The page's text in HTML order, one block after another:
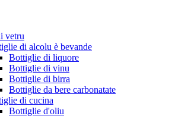
vetru
di alcolu è bevande
Bottiglie di liquore
Bottiglie di vinu
Bottiglie di birra
Bottiglie da bere carbonatate
di cucina
Bottiglie d'oliu